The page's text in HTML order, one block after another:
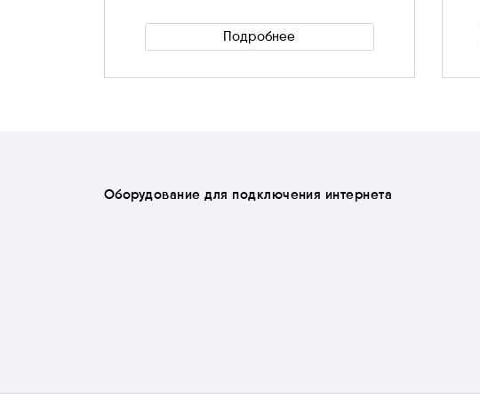
Подробнее
Скрыть
Оборудование для подключения интернета